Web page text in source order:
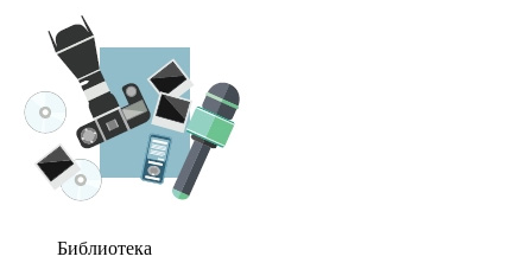
Библиотека